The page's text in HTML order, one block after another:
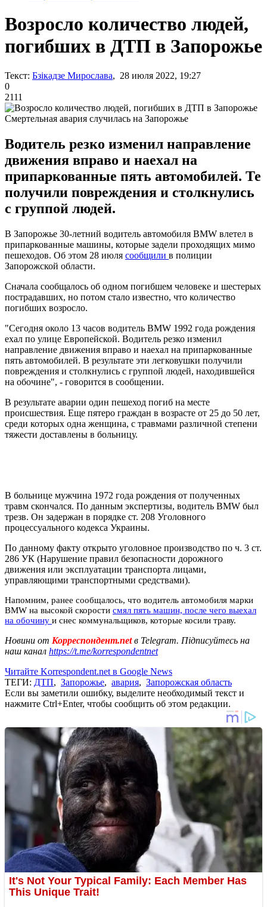
Возросло количество людей,
погибших в ДТП в Запорожье
Текст: Бзікадзе Мирослава, 28 июля 2022, 19:27
0
2111
Смертельная авария случилась на Запорожье
Водитель резко изменил направление
движения вправо и наехал на
припаркованные пять автомобилей. Те
получили повреждения и столкнулись
с группой людей.
В Запорожье 30-летний водитель автомобиля BMW влетел в
припаркованные машины, которые задели проходящих мимо
пешеходов. Об этом 28 июля сообщили в полиции
Запорожской области.
Сначала сообщалось об одном погибшем человеке и шестерых
пострадавших, но потом стало известно, что количество
погибших возросло.
"Сегодня около 13 часов водитель BMW 1992 года рождения
ехал по улице Европейской. Водитель резко изменил
направление движения вправо и наехал на припаркованные
пять автомобилей. В результате эти легковушки получили
повреждения и столкнулись с группой людей, находившейся
на обочине", - говорится в сообщении.
В результате аварии один пешеход погиб на месте
происшествия. Еще пятеро граждан в возрасте от 25 до 50 лет,
среди которых одна женщина, с травмами различной степени
тяжести доставлены в больницу.
В больнице мужчина 1972 года рождения от полученных
травм скончался. По данным экспертизы, водитель BMW был
трезв. Он задержан в порядке ст. 208 Уголовного
процессуального кодекса Украины.
По данному факту открыто уголовное производство по ч. 3 ст.
286 УК (Нарушение правил безопасности дорожного
движения или эксплуатации транспорта лицами,
управляющими транспортными средствами).
Напомним, ранее сообщалось, что водитель автомобиля марки
BMW на высокой скорости смял пять машин, после чего выехал
на обочину и снес коммунальщиков, которые косили траву.
Новини от Корреспондент.netв Telegram. Підписуйтесь на
наш канал https://t.me/korrespondentnet
Читайте Korrespondent.net в Google News
ТЕГИ: ДТП, Запорожье, авария, Запорожская область
Если вы заметили ошибку, выделите необходимый текст и
нажмите Ctrl+Enter, чтобы сообщить об этом редакции.